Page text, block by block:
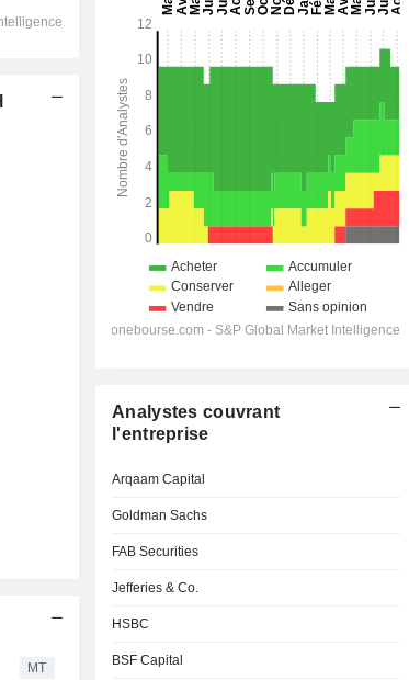
MT
Analystes couvrant
l'entreprise
Arqaam Capital
Goldman Sachs
FAB Securities
Jefferies & Co.
HSBC
BSF Capital